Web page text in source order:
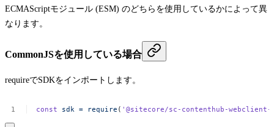
ECMAScriptモジュール (ESM) のどちらを使用しているかによって異
なります。
CommonJSを使用している場合
requireでSDKをインポートします。
const sdk = require ( '@sitecore/sc-contenthub-